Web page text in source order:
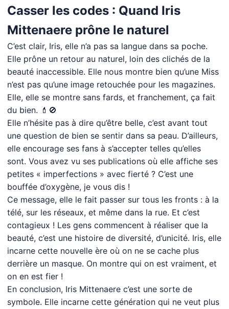
Casser les codes : Quand Iris
Mittenaere prône le naturel
C’est clair, Iris, elle n’a pas sa langue dans sa poche.
Elle prône un retour au naturel, loin des clichés de la
beauté inaccessible. Elle nous montre bien qu’une Miss
n’est pas qu’une image retouchée pour les magazines.
Elle, elle se montre sans fards, et franchement, ça fait
du bien. 💄🚫
Elle n’hésite pas à dire qu’être belle, c’est avant tout
une question de bien se sentir dans sa peau. D’ailleurs,
elle encourage ses fans à s’accepter telles qu’elles
sont. Vous avez vu ses publications où elle affiche ses
petites « imperfections » avec fierté ? C’est une
bouffée d’oxygène, je vous dis !
Ce message, elle le fait passer sur tous les fronts : à la
télé, sur les réseaux, et même dans la rue. Et c’est
contagieux ! Les gens commencent à réaliser que la
beauté, c’est une histoire de diversité, d’unicité. Iris, elle
incarne cette nouvelle ère où on ne se cache plus
derrière un masque. On montre qui on est vraiment, et
on en est fier !
En conclusion, Iris Mittenaere c’est une sorte de
symbole. Elle incarne cette génération qui ne veut plus